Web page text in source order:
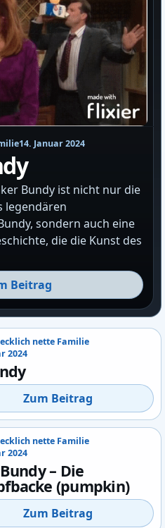
14. Januar 2024
Bundy ist nicht nur die
legendären
sondern auch eine
die die Kunst des
Beitrag
nette Familie
2024
Zum Beitrag
nette Familie
2024
– Die
(pumpkin)
Zum Beitrag